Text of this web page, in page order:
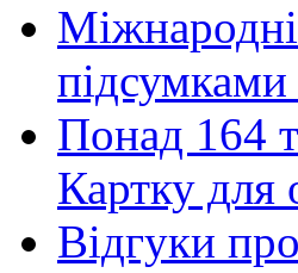
Понад 164
Картку
Відгуки